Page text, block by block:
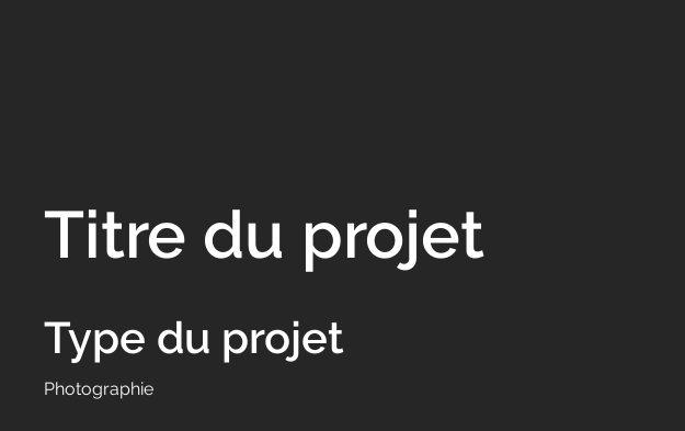
Titre du projet
Type du projet
Photographie